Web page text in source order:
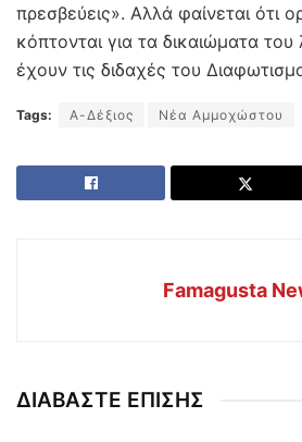
πρεσβεύεις». Αλλά φαίνεται ότι
κόπτονται για τα δικαιώματα
έχουν τις διδαχές του
Tags: Α-Δέξιος Νέα Αμμοχώστου
Famagusta
ΔΙΑΒΑΣΤΕ ΕΠΙΣΗΣ